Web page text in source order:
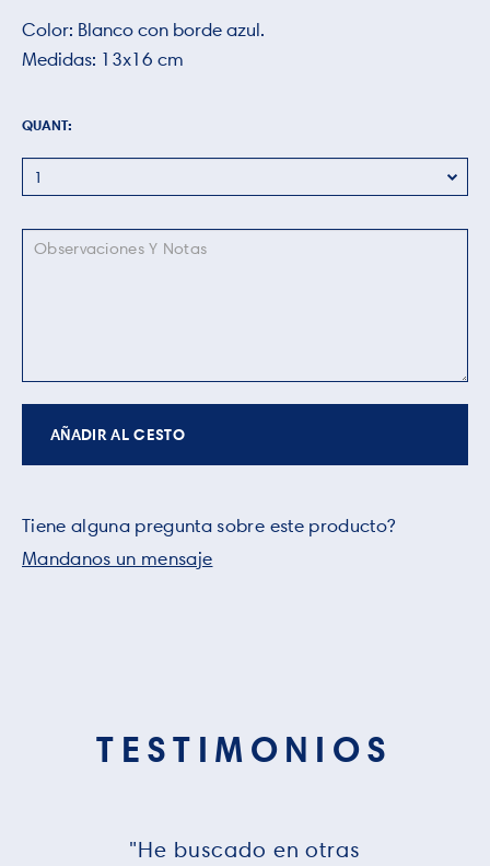
Color: Blanco con borde azul.
Medidas: 13x16 cm
QUANT:
AÑADIR AL CESTO
Tiene alguna pregunta sobre este producto?
Mandanos un mensaje
TESTIMONIOS
"He buscado en otras